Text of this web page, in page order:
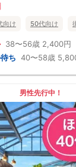
向け 50代向け
38〜56歳 2,400円
ち 40〜58歳
男性先行中！